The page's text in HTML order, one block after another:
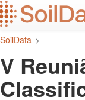
Ir
para
o
conteúdo
SoilData >
V